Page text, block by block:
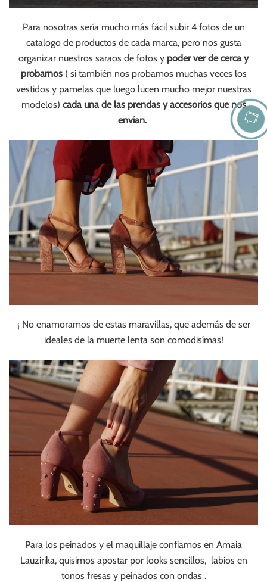
Para nosotras sería mucho más fácil subir 4 fotos de un
catalogo de productos de cada marca, pero nos gusta
organizar nuestros saraos de fotos y poder ver de cerca y
probarnos( si también nos probamos muchas veces los
vestidos y pamelas que luego lucen mucho mejor nuestras
modelos) cada una de las prendas y accesorios que nos
envían.
¡ No enamoramos de estas maravillas, que además de ser
ideales de la muerte lenta son comodisímas!
Para los peinados y el maquillaje confiamos en Amaia
Lauzirika, quisimos apostar por looks sencillos, labios en
tonos fresas y peinados con ondas .